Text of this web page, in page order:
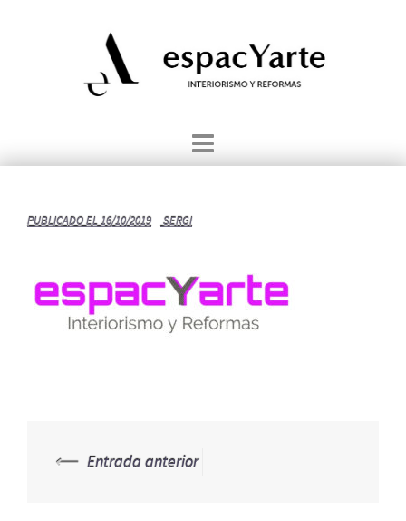
PUBLICADO EL16/10/2019 SERGI
Navegación
⟵ Entrada anterior